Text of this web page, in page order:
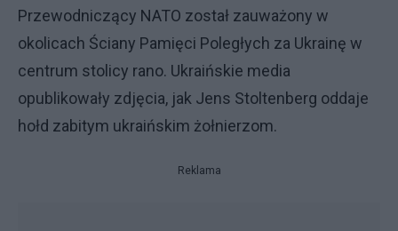
Przewodniczący NATO został zauważony w
okolicach Ściany Pamięci Poległych za Ukrainę w
centrum stolicy rano. Ukraińskie media
opublikowały zdjęcia, jak Jens Stoltenberg oddaje
hołd zabitym ukraińskim żołnierzom.
Reklama